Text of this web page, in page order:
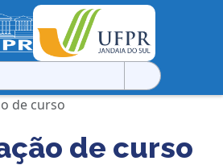
de curso
de curso